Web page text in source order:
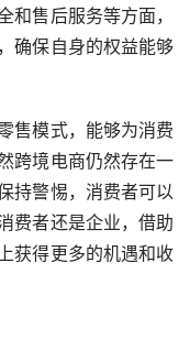
售后服务等方面，
确保自身的权益能够
售模式，能够为消费
跨境电商仍然存在一
持警惕，消费者可以
费者还是企业，借助
获得更多的机遇和收